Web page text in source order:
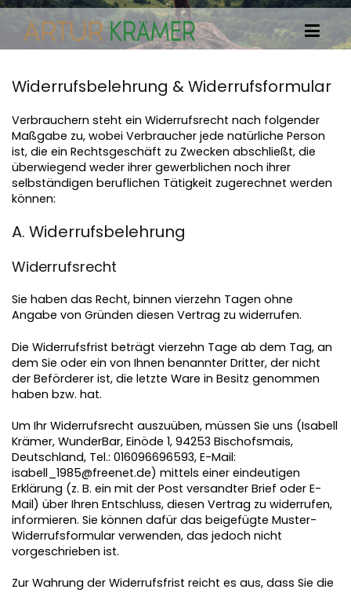
Zum
Inhalt
springen
Innere Meisterschaft
Widerrufsbelehrung & Widerrufsformular
Verbrauchern steht ein Widerrufsrecht nach folgender
Maßgabe zu, wobei Verbraucher jede natürliche Person
ist, die ein Rechtsgeschäft zu Zwecken abschließt, die
überwiegend weder ihrer gewerblichen noch ihrer
selbständigen beruflichen Tätigkeit zugerechnet werden
können:
A. Widerrufsbelehrung
Widerrufsrecht
Sie haben das Recht, binnen vierzehn Tagen ohne
Angabe von Gründen diesen Vertrag zu widerrufen.
Die Widerrufsfrist beträgt vierzehn Tage ab dem Tag, an
dem Sie oder ein von Ihnen benannter Dritter, der nicht
der Beförderer ist, die letzte Ware in Besitz genommen
haben bzw. hat.
Um Ihr Widerrufsrecht auszuüben, müssen Sie uns (Isabell
Krämer, WunderBar, Einöde 1, 94253 Bischofsmais,
Deutschland, Tel.: 016096696593, E-Mail:
isabell_1985@freenet.de) mittels einer eindeutigen
Erklärung (z. B. ein mit der Post versandter Brief oder E-
Mail) über Ihren Entschluss, diesen Vertrag zu widerrufen,
informieren. Sie können dafür das beigefügte Muster-
Widerrufsformular verwenden, das jedoch nicht
vorgeschrieben ist.
Zur Wahrung der Widerrufsfrist reicht es aus, dass Sie die